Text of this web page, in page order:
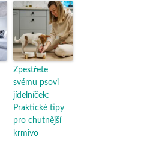
Zpestřete
svému psovi
jídelníček:
Praktické tipy
pro chutnější
krmivo